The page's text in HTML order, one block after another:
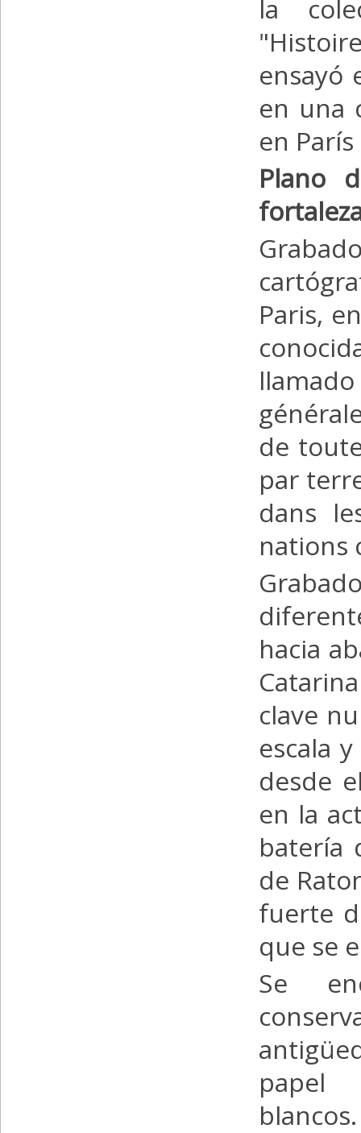
la
ensayó
en una
en
Plano
Paris,
de
par
dans
nations
hacia
clave
escala
desde
en la
batería
de
fuerte
que se
Se
papel